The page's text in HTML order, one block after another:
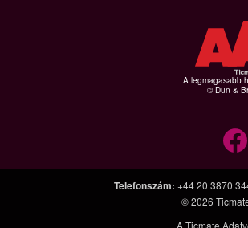
A legmagasabb
© Dun &
Telefonszám: +44 20 3870
© 2026
A Ticmate